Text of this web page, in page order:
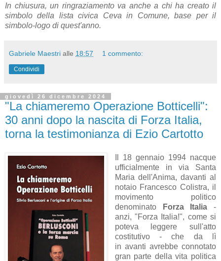
In chiusura, un ringraziamento va anche a chi ha creato il
simbolo della lista civica Ceva in Comune, base per il
simbolo-logo di quest'anno.
Gabriele Maestri alle 18:57 1 commento:
Condividi
giovedì 26 dicembre 2024
"La chiameremo Operazione Botticelli":
30 anni dopo la nascita di Forza Italia,
torna la testimonianza di Ezio Cartotto
Il 18 gennaio 1994 nacque
ufficialmente in via Santa
Maria dell'Anima, davanti al
notaio Francesco Colistra, il
movimento politico
denominato
Forza Italia -
anzi, "Forza Italia!", come si
poteva leggere sull'atto
costitutivo - che da lì
in avanti avrebbe connotato
gran parte della vita politica